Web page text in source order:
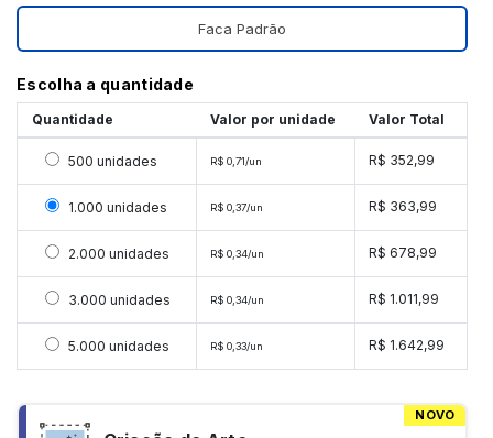
Faca Padrão
Escolha a quantidade
Quantidade Valor por unidade Valor Total
Selecionar 500 unidades
500 unidades R$ 0,71/un R$ 352,99
Selecionar 1000 unidades
1.000 unidades R$ 0,37/un R$ 363,99
Selecionar 2000 unidades
2.000 unidades R$ 0,34/un R$ 678,99
Selecionar 3000 unidades
3.000 unidades R$ 0,34/un R$ 1.011,99
Selecionar 5000 unidades
5.000 unidades R$ 0,33/un R$ 1.642,99
NOVO